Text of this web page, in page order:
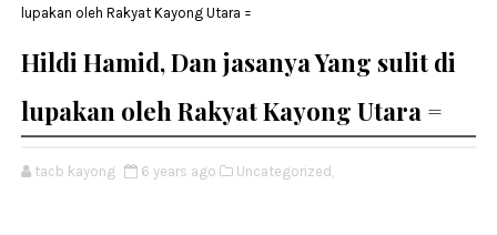
lupakan oleh Rakyat Kayong Utara =
Hildi Hamid, Dan jasanya Yang sulit di
lupakan oleh Rakyat Kayong Utara =
tacb kayong 6 years ago Uncategorized,